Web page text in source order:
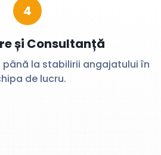
4
și Consultanță
la stabilirii angajatului în
de lucru.